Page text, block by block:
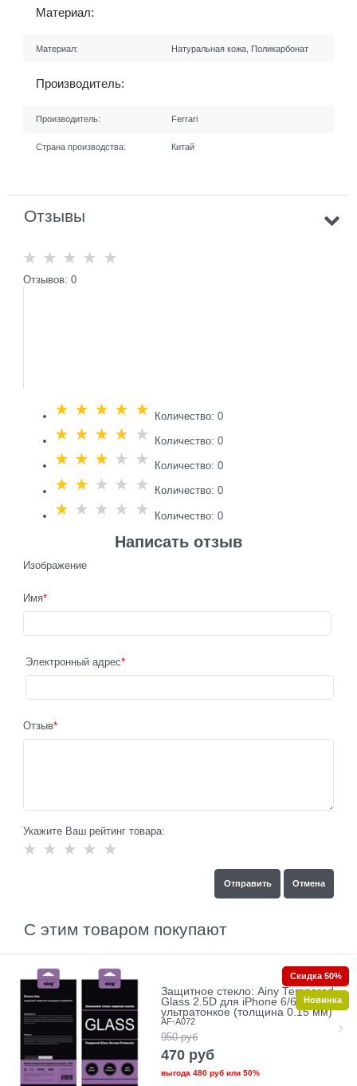
Материал:
Материал: Натуральная кожа, Поликарбонат
Производитель:
Производитель: Ferrari
Страна производства: Китай
Отзывы
Отзывов: 0
Количество: 0
Количество: 0
Количество: 0
Количество: 0
Количество: 0
Написать отзыв
Изображение
Имя
Электронный адрес
Отзыв
Укажите Ваш рейтинг товара:
С этим товаром покупают
Защитное стекло: Ainy Tempered
Glass 2.5D для iPhone 6/6s
ультратонкое (толщина 0.15 мм)
AF-A072
950 руб
470 руб
выгода 480 рубили 50%
Скидка 50%
Новинка